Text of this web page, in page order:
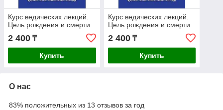
Курс ведических лекций.
Цель рождения и смерти
2 400 ₸
Купить
Курс ведических лекций.
Цель рождения и смерти
2 400₸
Купить
О нас
83% положительных из 13 отзывов за год